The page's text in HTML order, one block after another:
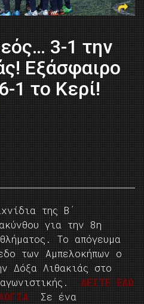
3-1 την
Εξάσφαιρο
1 το Κερί!
της Β΄
για την 8η
Το απόγευμα
των Αμπελοκήπων ο
Δόξα Λιθακιάς στο
ΔΕΙΤΕ ΕΔΩ
Σε ένα